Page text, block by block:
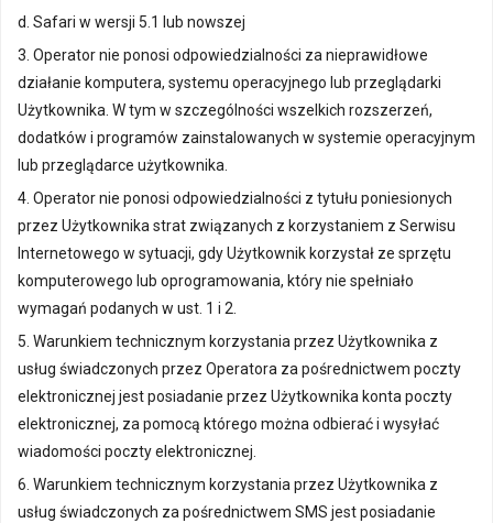
d. Safari w wersji 5.1 lub nowszej
3. Operator nie ponosi odpowiedzialności za nieprawidłowe
działanie komputera, systemu operacyjnego lub przeglądarki
Użytkownika. W tym w szczególności wszelkich rozszerzeń,
dodatków i programów zainstalowanych w systemie operacyjnym
lub przeglądarce użytkownika.
4. Operator nie ponosi odpowiedzialności z tytułu poniesionych
przez Użytkownika strat związanych z korzystaniem z Serwisu
Internetowego w sytuacji, gdy Użytkownik korzystał ze sprzętu
komputerowego lub oprogramowania, który nie spełniało
wymagań podanych w ust. 1 i 2.
5. Warunkiem technicznym korzystania przez Użytkownika z
usług świadczonych przez Operatora za pośrednictwem poczty
elektronicznej jest posiadanie przez Użytkownika konta poczty
elektronicznej, za pomocą którego można odbierać i wysyłać
wiadomości poczty elektronicznej.
6. Warunkiem technicznym korzystania przez Użytkownika z
usług świadczonych za pośrednictwem SMS jest posiadanie